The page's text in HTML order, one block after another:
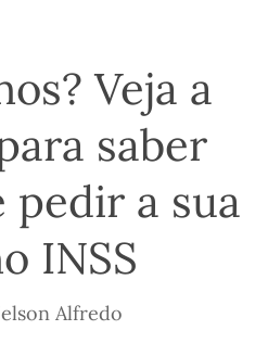
Veja a
saber
pedir a sua
INSS
Alfredo